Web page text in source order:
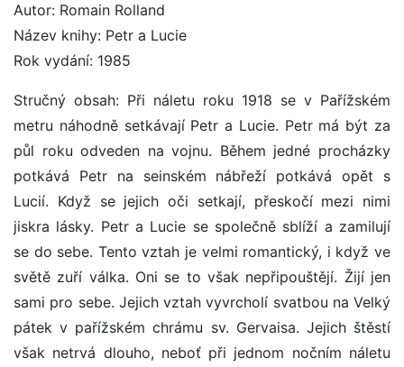
Autor: Romain Rolland
Název knihy: Petr a Lucie
Rok vydání: 1985
Stručný obsah: Při náletu roku 1918 se v Pařížském
metru náhodně setkávají Petr a Lucie. Petr má být za
půl roku odveden na vojnu. Během jedné procházky
potkává Petr na seinském nábřeží potkává opět s
Lucií. Když se jejich oči setkají, přeskočí mezi nimi
jiskra lásky. Petr a Lucie se společně sblíží a zamilují
se do sebe. Tento vztah je velmi romantický, i když ve
světě zuří válka. Oni se to však nepřipouštějí. Žijí jen
sami pro sebe. Jejich vztah vyvrcholí svatbou na Velký
pátek v pařížském chrámu sv. Gervaisa. Jejich štěstí
však netrvá dlouho, neboť při jednom nočním náletu